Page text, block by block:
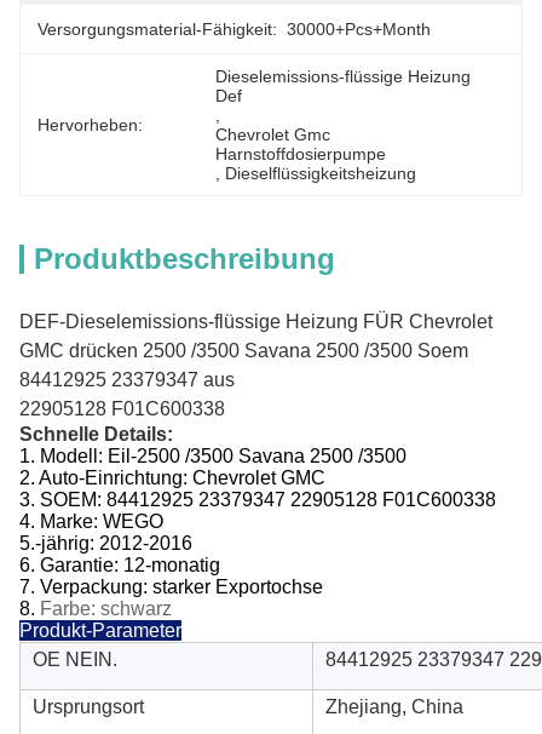
Versorgungsmaterial-Fähigkeit: 30000+Pcs+Month
Hervorheben:
Dieselemissions-flüssige Heizung
Def
Chevrolet Gmc
Harnstoffdosierpumpe
Dieselflüssigkeitsheizung
Produktbeschreibung
DEF-Dieselemissions-flüssige Heizung FÜR Chevrolet
GMC drücken 2500 /3500 Savana 2500 /3500 Soem
84412925 23379347 aus
22905128 F01C600338
Schnelle Details:
1. Modell: Eil-2500 /3500 Savana 2500 /3500
2. Auto-Einrichtung: Chevrolet GMC
3. SOEM: 84412925 23379347 22905128 F01C600338
4. Marke: WEGO
5.-jährig: 2012-2016
6. Garantie: 12-monatig
7. Verpackung: starker Exportochse
8. Farbe: schwarz
Produkt-Parameter
OE NEIN.
84412925 23379347
Ursprungsort Zhejiang, China